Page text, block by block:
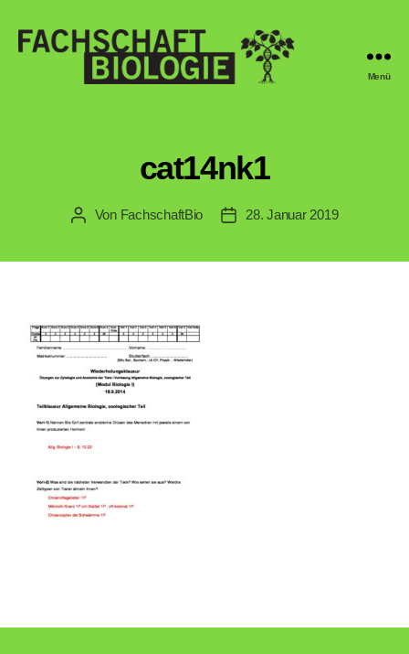
Menü
cat14nk1
Beitragsautor
Von FachschaftBio Veröffentlichungsdatum
28. Januar 2019